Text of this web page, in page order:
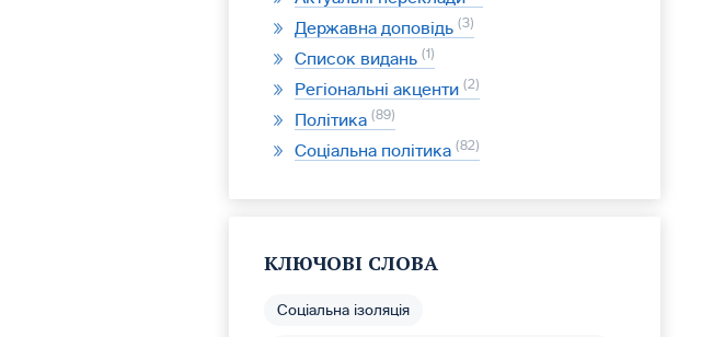
Державна доповідь 3
Список видань 1
Регіональні акценти 2
Політика 89
Соціальна політика 82
КЛЮЧОВІ СЛОВА
Соціальна ізоляція